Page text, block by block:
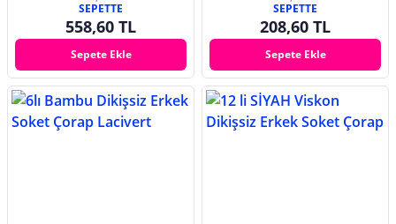
SEPETTE
558,60 TL
Sepete Ekle
SEPETTE
208,60 TL
Sepete Ekle